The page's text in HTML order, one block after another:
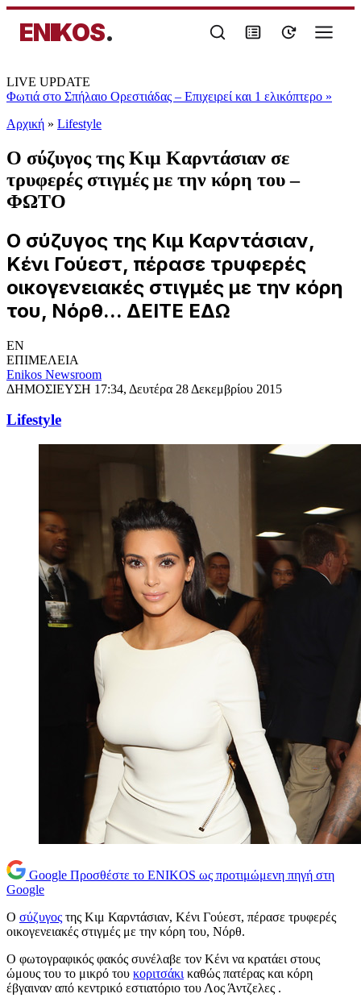
ENIKOS.
LIVE UPDATE
Φωτιά στο Σπήλαιο Ορεστιάδας – Επιχειρεί και 1 ελικόπτερο »
Αρχική » Lifestyle
Ο σύζυγος της Κιμ Καρντάσιαν σε
τρυφερές στιγμές με την κόρη του –
ΦΩΤΟ
Ο σύζυγος της Κιμ Καρντάσιαν,
Κένι Γούεστ, πέρασε τρυφερές
οικογενειακές στιγμές με την κόρη
του, Νόρθ... ΔΕΙΤΕ ΕΔΩ
EN
ΕΠΙΜΕΛΕΙΑ
Enikos Newsroom
ΔΗΜΟΣΙΕΥΣΗ 17:34, Δευτέρα 28 Δεκεμβρίου 2015
Lifestyle
Google Προσθέστε το ENIKOS ως προτιμώμενη πηγή στη
Google
Ο σύζυγος της Κιμ Καρντάσιαν, Κένι Γούεστ, πέρασε τρυφερές
οικογενειακές στιγμές με την κόρη του, Νόρθ.
Ο φωτογραφικός φακός συνέλαβε τον Κένι να κρατάει στους
ώμους του το μικρό του κοριτσάκι καθώς πατέρας και κόρη
έβγαιναν από κεντρικό εστιατόριο του Λος Άντζελες .